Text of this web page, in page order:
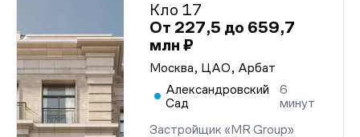
Кло 17
От 227,5 до 659,7
млн ₽
Москва, ЦАО, Арбат
Александровский
Сад
6
минут
Застройщик «MR Group»